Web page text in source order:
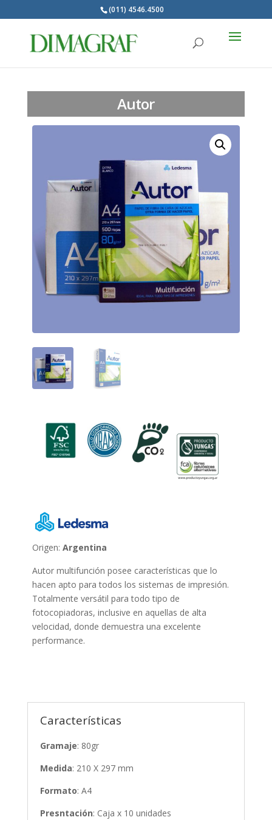
(011) 4546.4500
Products
Autor
Origen: Argentina
Autor multifunción posee características que lo
hacen apto para todos los sistemas de impresión.
Totalmente versátil para todo tipo de
fotocopiadoras, inclusive en aquellas de alta
velocidad, donde demuestra una excelente
performance.
Características
Gramaje: 80gr
Medida: 210 X 297 mm
Formato: A4
Presntación: Caja x 10 unidades